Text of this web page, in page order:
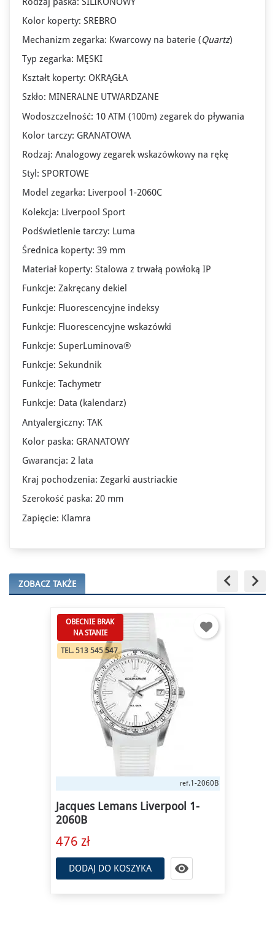
Kolor koperty: SREBRO
Mechanizm zegarka: Kwarcowy na baterie (Quartz)
Typ zegarka: MĘSKI
Kształt koperty: OKRĄGŁA
Szkło: MINERALNE UTWARDZANE
Wodoszczelność: 10 ATM (100m) zegarek do pływania
Kolor tarczy: GRANATOWA
Rodzaj: Analogowy zegarek wskazówkowy na rękę
Styl: SPORTOWE
Model zegarka: Liverpool 1-2060C
Kolekcja: Liverpool Sport
Podświetlenie tarczy: Luma
Średnica koperty: 39 mm
Materiał koperty: Stalowa z trwałą powłoką IP
Funkcje: Zakręcany dekiel
Funkcje: Fluorescencyjne indeksy
Funkcje: Fluorescencyjne wskazówki
Funkcje: SuperLuminova®
Funkcje: Sekundnik
Funkcje: Tachymetr
Funkcje: Data (kalendarz)
Antyalergiczny: TAK
Kolor paska: GRANATOWY
Gwarancja: 2 lata
Kraj pochodzenia: Zegarki austriackie
Szerokość paska: 20 mm
Zapięcie: Klamra
ZOBACZ TAKŻE keyboard_arrow_left
OBECNIE BRAK
NA STANIE
TEL. 513 545 547
ref.1-2060B
Jacques Lemans Liverpool 1-
2060B
476 zł
DODAJ DO KOSZYKA 
keyboard_arrow_right